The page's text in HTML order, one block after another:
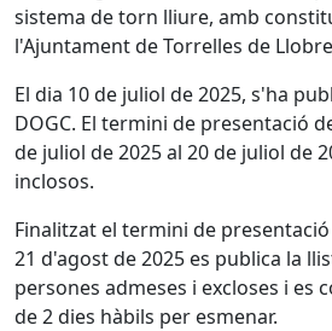
sistema de torn lliure, amb
l'Ajuntament de Torrelles de
El dia 10 de juliol de 2025, s'ha
DOGC. El termini de presentació
de juliol de 2025 al 20 de juliol de
inclosos.
Finalitzat el termini de presentació
21 d'agost de 2025 es publica la
persones admeses i excloses i es
de 2 dies hàbils per esmenar.